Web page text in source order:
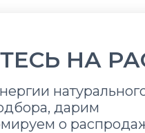
НА
дарим
о